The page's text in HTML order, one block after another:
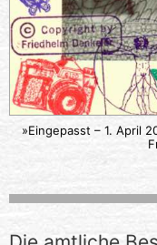
»Eingepasst – 1. April